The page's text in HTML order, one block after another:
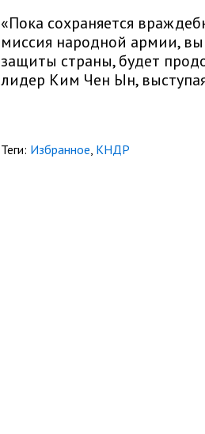
«Пока сохраняется
миссия народной армии,
защиты страны, будет
лидер Ким Чен Ын,
Теги: Избранное, КНДР